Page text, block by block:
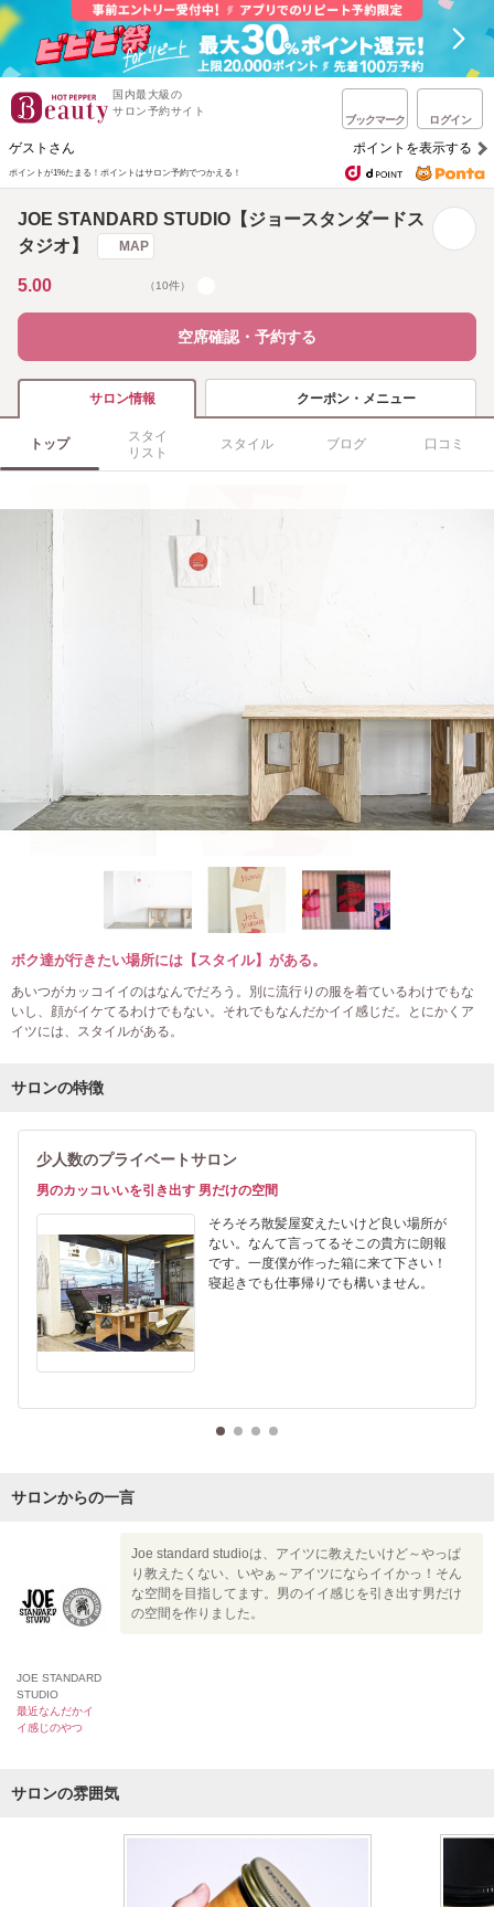
国内最大級の
サロン予約サイト
ブックマーク ログイン
ゲストさん ポイントを表示する
ポイントが1%たまる！ ポイントはサロン予約でつかえる！
JOE STANDARD STUDIO【ジョースタンダードス
タジオ】
MAP
5.00 （10件）
空席確認・予約する
サロン情報 クーポン・メニュー
トップ
スタイ
リスト
スタイル ブログ 口コミ
ボク達が行きたい場所には【スタイル】がある。
あいつがカッコイイのはなんでだろう。別に流行りの服を着ているわけでもな
いし、顔がイケてるわけでもない。それでもなんだかイイ感じだ。とにかくア
イツには、スタイルがある。
サロンの特徴
少人数のプライベートサロン
男のカッコいいを引き出す 男だけの空間
そろそろ散髪屋変えたいけど良い場所が
ない。なんて言ってるそこの貴方に朗報
です。一度僕が作った箱に来て下さい！
寝起きでも仕事帰りでも構いません。
サロンからの一言
JOE STANDARD
STUDIO
最近なんだかイ
イ感じのやつ
Joe standard studioは、アイツに教えたいけど～やっぱ
り教えたくない、いやぁ～アイツにならイイかっ！そん
な空間を目指してます。男のイイ感じを引き出す男だけ
の空間を作りました。
サロンの雰囲気